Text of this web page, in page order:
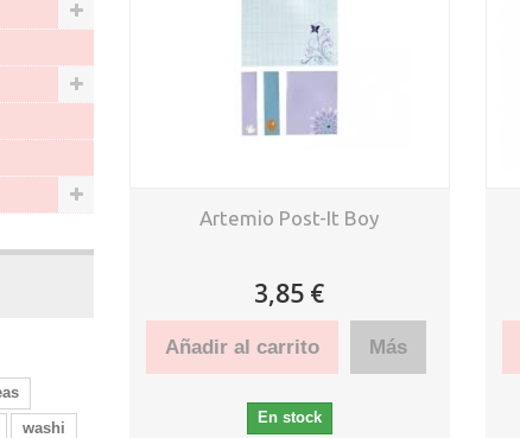
washi
Artemio Post-It Boy
3,85 €
Añadir al carrito Más
En stock